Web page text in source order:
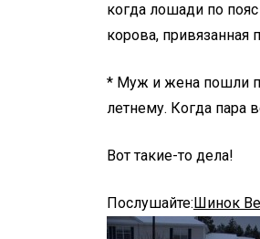
когда лошади по пояс
корова, привязанная
* Муж и жена пошли
летнему. Когда пара
Вот такие-то дела!
Послушайте: Шинок